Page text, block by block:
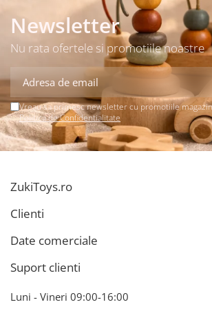
Newsletter
Nu rata ofertele si promotiile noastre
Vreau sa primesc newsletter cu promotiile
Politica de Confidentialitate
ZukiToys.ro
Clienti
Date comerciale
Suport clienti
Luni - Vineri 09:00-16:00